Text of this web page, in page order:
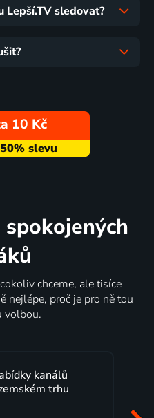
Lepší.TV sledovat?
10 Kč
chceme, ale tisíce
nejlépe, proč je pro ně tou
volbou.
už několik let s
spokojeností. Velký výběr
a nemuset běžet k TV na